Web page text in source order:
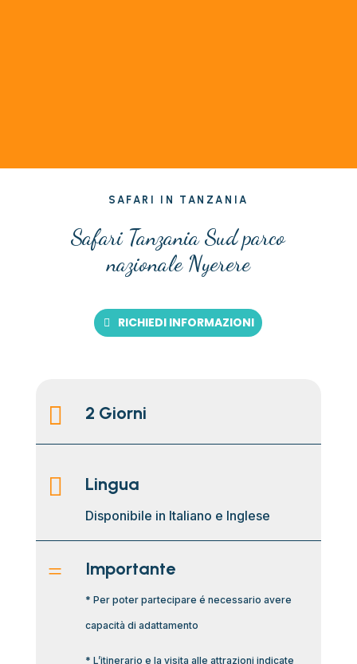
SAFARI IN TANZANIA
Safari Tanzania Sud parco
nazionale Nyerere
RICHIEDI INFORMAZIONI
 2 Giorni
 Lingua
Disponibile in Italiano e Inglese
= Importante
* Per poter partecipare é necessario avere
capacità di adattamento
* L’itinerario e la visita alle attrazioni indicate